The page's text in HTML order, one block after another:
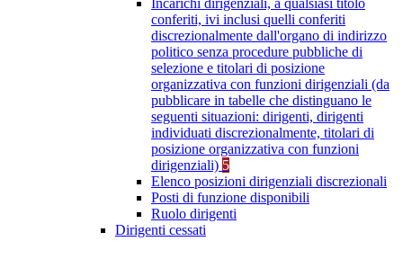
Incarichi dirigenziali, a qualsiasi titolo
conferiti, ivi inclusi quelli conferiti
discrezionalmente dall'organo di indirizzo
politico senza procedure pubbliche di
selezione e titolari di posizione
organizzativa con funzioni dirigenziali (da
pubblicare in tabelle che distinguano le
seguenti situazioni: dirigenti, dirigenti
individuati discrezionalmente, titolari di
posizione organizzativa con funzioni
dirigenziali) 5
Elenco posizioni dirigenziali discrezionali
Posti di funzione disponibili
Ruolo dirigenti
Dirigenti cessati